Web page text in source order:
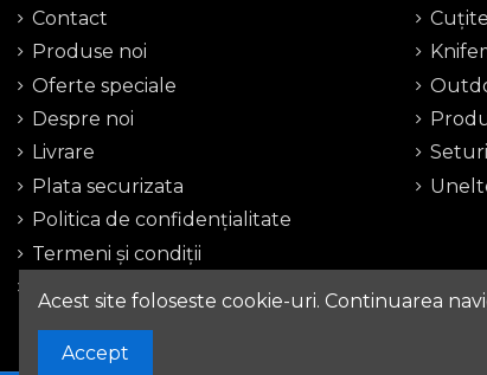
Contact
Produse noi
Oferte speciale
Despre noi
Livrare
Plata securizata
Politica de confidențialitate
Termeni şi condiţii
Harta site-ului
Cuțite
Seturi
Acest site foloseste cookie-uri. Continuarea
Accept